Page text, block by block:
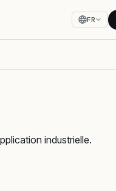
FR
industrielle.